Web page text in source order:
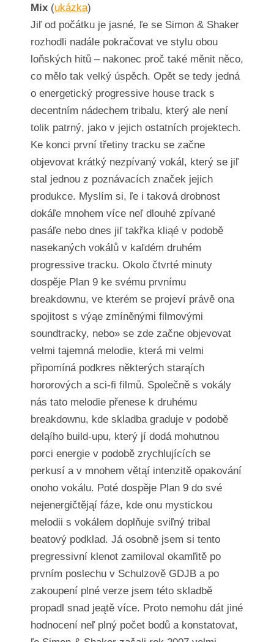
Mix (ukázka)
Jiľ od počátku je jasné, ľe se Simon & Shaker
rozhodli nadále pokračovat ve stylu obou
loňských hitů – nakonec proč také měnit něco,
co mělo tak velký úspěch. Opět se tedy jedná
o energetický progressive house track s
decentním nádechem tribalu, který ale není
tolik patrný, jako v jejich ostatních projektech.
Ke konci první třetiny tracku se začne
objevovat krátký nezpívaný vokál, který se jiľ
stal jednou z poznávacích značek jejich
produkce. Myslím si, ľe i taková drobnost
dokáľe mnohem více neľ dlouhé zpívané
pasáľe nebo dnes jiľ takřka kliąé v podobě
nasekaných vokálů v kaľdém druhém
progressive tracku. Okolo čtvrté minuty
dospěje Plan 9 ke svému prvnímu
breakdownu, ve kterém se projeví právě ona
spojitost s výąe zmíněnými filmovými
soundtracky, nebo» se zde začne objevovat
velmi tajemná melodie, která mi velmi
připomíná podkres některých starąích
hororových a sci-fi filmů. Společně s vokály
nás tato melodie přenese k druhému
breakdownu, kde skladba graduje v podobě
deląího build-upu, který jí dodá mohutnou
porci energie v podobě zrychlujících se
perkusí a v mnohem větąí intenzitě opakování
onoho vokálu. Poté dospěje Plan 9 do své
nejenergičtějąí fáze, kde onu mystickou
melodii s vokálem doplňuje sviľný tribal
beatový podklad. Já osobně jsem si tento
pregressivní klenot zamiloval okamľitě po
prvním poslechu v Schulzově GDJB a po
zakoupení plné verze jsem této skladbě
propadl snad jeątě více. Proto nemohu dát jiné
hodnocení neľ plný počet bodů a konstatovat,